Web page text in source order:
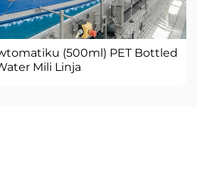
(500ml) PET Bottled
Mili Linja